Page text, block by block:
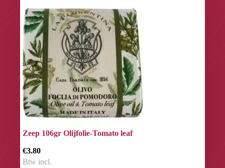
Zeep 106gr Olijfolie-Tomato leaf
€3.80
Btw incl.